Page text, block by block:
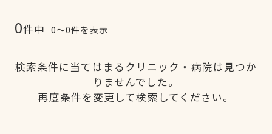
0件中 0〜0件を表示
検索条件に当てはまるクリニック・病院は見つか
りませんでした。
再度条件を変更して検索してください。